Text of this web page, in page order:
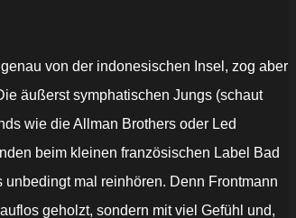
von der indonesischen Insel, zog aber
äußerst symphatischen Jungs (schaut
wie die Allman Brothers oder Led
beim kleinen französischen Label Bad
mal reinhören. Denn Frontmann
geholzt, sondern mit viel Gefühl und,